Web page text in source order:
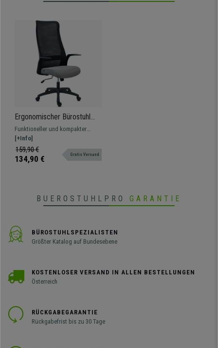
Ergonomischer Bürostuhl
SIERRA, atmungsaktive
Netzstoffrückenlehne,
Lordosenstütze, praktisch
und bequem, Grau
Funktioneller und kompakter
Schreibtischstuhl, perfekt für
Zuhause und das Büro.
Hergestellt aus atmungsaktivem
[+Info]
159,90 €
134,90 € Gratis Versand
BUEROSTUHLPRO GARANTIE
BÜROSTUHLSPEZIALISTEN
Größter Katalog auf Bundesebene
KOSTENLOSER VERSAND IN ALLEN BESTELLUNGEN
Österreich
RÜCKGABEGARANTIE
Rückgabefrist bis zu 30 Tage